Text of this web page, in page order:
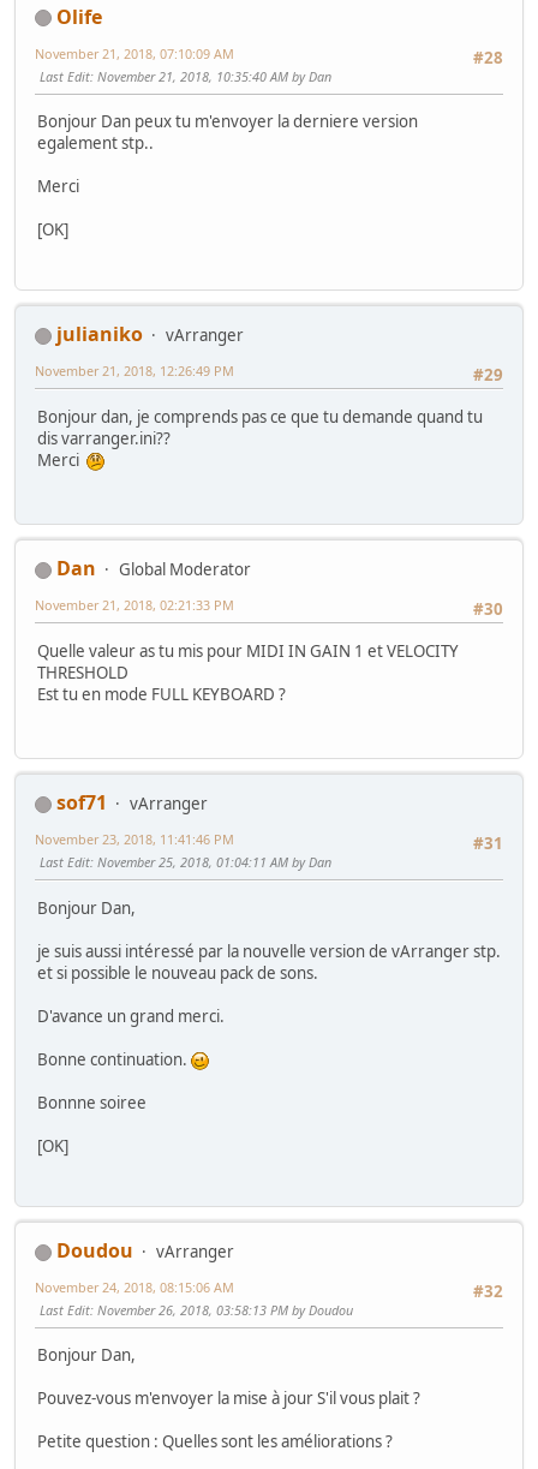
Olife
#28
November 21, 2018, 07:10:09 AM
Last Edit: November 21, 2018, 10:35:40 AM by Dan
Bonjour Dan peux tu m'envoyer la derniere version
egalement stp..
Merci
[OK]
julianiko
vArranger
#29
November 21, 2018, 12:26:49 PM
Bonjour dan, je comprends pas ce que tu demande quand tu
dis varranger.ini??
Merci
Dan
Global Moderator
#30
November 21, 2018, 02:21:33 PM
Quelle valeur as tu mis pour MIDI IN GAIN 1 et VELOCITY
THRESHOLD
Est tu en mode FULL KEYBOARD ?
sof71
vArranger
#31
November 23, 2018, 11:41:46 PM
Last Edit: November 25, 2018, 01:04:11 AM by Dan
Bonjour Dan,
je suis aussi intéressé par la nouvelle version de vArranger stp.
et si possible le nouveau pack de sons.
D'avance un grand merci.
Bonne continuation.
Bonnne soiree
[OK]
Doudou
vArranger
#32
November 24, 2018, 08:15:06 AM
Last Edit: November 26, 2018, 03:58:13 PM by Doudou
Bonjour Dan,
Pouvez-vous m'envoyer la mise à jour S'il vous plait ?
Petite question : Quelles sont les améliorations ?